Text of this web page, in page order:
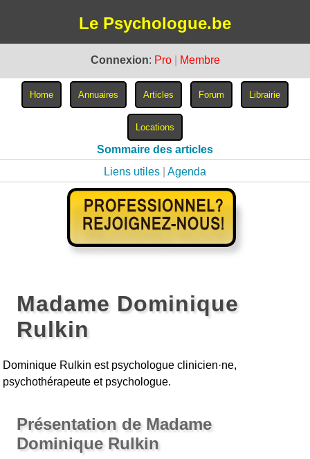
Le Psychologue.be
Connexion: Pro Membre
Sommaire des articles
Liens utiles
Agenda
Madame Dominique
Rulkin
Dominique Rulkin est psychologue clinicien·ne,
psychothérapeute et psychologue.
Présentation de Madame
Dominique Rulkin